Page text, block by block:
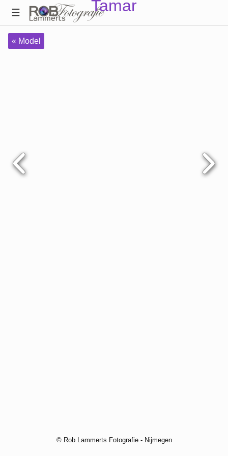
« Model
Tamar
© Rob Lammerts Fotografie - Nijmegen